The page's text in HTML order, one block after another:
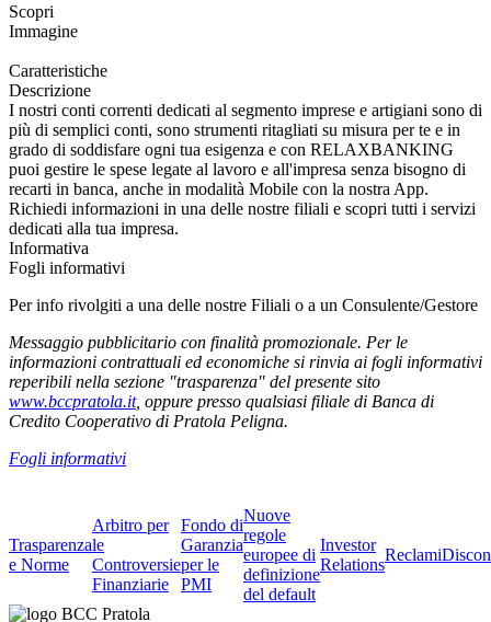
Scopri
Immagine
Caratteristiche
Descrizione
I nostri conti correnti dedicati al segmento imprese e artigiani sono di
più di semplici conti, sono strumenti ritagliati su misura per te e in
grado di soddisfare ogni tua esigenza e con RELAXBANKING
puoi gestire le spese legate al lavoro e all'impresa senza bisogno di
recarti in banca, anche in modalità Mobile con la nostra App.
Richiedi informazioni in una delle nostre filiali e scopri tutti i servizi
dedicati alla tua impresa.
Informativa
Fogli informativi
Per info rivolgiti a una delle nostre Filiali o a un Consulente/Gestore
Messaggio pubblicitario con finalità promozionale. Per le
informazioni contrattuali ed economiche si rinvia ai fogli informativi
reperibili nella sezione "trasparenza" del presente sito
www.bccpratola.it, oppure presso qualsiasi filiale di Banca di
Credito Cooperativo di Pratola Peligna.
Fogli informativi
Trasparenza
e Norme
Arbitro per
le
Controversie
Finanziarie
Fondo di
Garanzia
per le
PMI
Nuove
regole
europee di
definizione
del default
Investor
Relations
Reclami